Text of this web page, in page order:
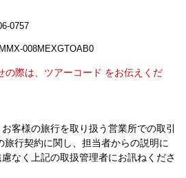
0757
008MEXGTOAB0
際は、ツアーコード をお伝えくだ
客様の旅行を取り扱う営業所での取引
旅行契約に関し、担当者からの説明に
なく上記の取扱管理者にお訊ねくださ